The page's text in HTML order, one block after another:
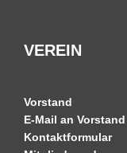
VEREIN
Vorstand
E-Mail an Vorstand
Kontaktformular